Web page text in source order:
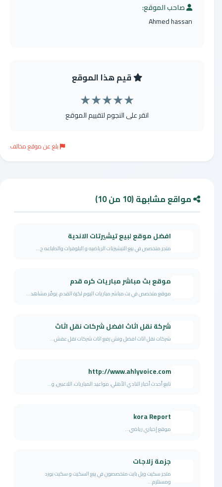
صاحب الموقع:
Ahmed hassan
قيم هذا الموقع
★
★
★
★
★
انقر على النجوم لتقييم الموقع
بلغ عن موقع مخالف
مواقع مشابهة (10 من 10)
افضل موقع لبيع تيشيرتات الاندية
متجر متخصص في بيع التيشيرتات الرياضيه و البلوفرات والطباعه ح...
موقع بث مباشر مباريات كره قدم
موقع متخصص في بث مباشر مباريات اليوم لكرة القدم، يوفّر مشاهد...
شركة نقل اثاث افضل شركات نقل اثاث
شركات نقل اثاث افضل ونش رفع اثاث شركات نقل عفش...
http://www.ahlyvoice.com
تابع أحدث أخبار النادي الأهلي، مواعيد المباريات، اللاعبين، و...
kora Report
موقع إخباري رياضي...
جزمة زلاجات
متجر سكيت ويل بايت متخصصون في بيع السكيت و سكيت بورد
ومستلزم...